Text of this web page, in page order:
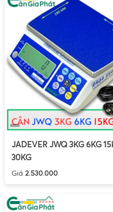
JADEVER JWQ 3KG 6KG
30KG
Giá 2.530.000